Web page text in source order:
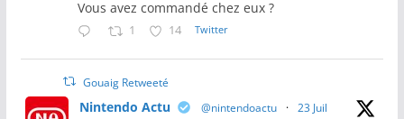
Vous avez commandé chez eux ?
1 14 Twitter
Gouaig Retweeté
Nintendo Actu @nintendoactu · 23 Juil